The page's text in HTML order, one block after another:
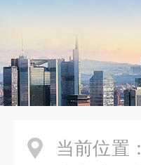
当前位置：